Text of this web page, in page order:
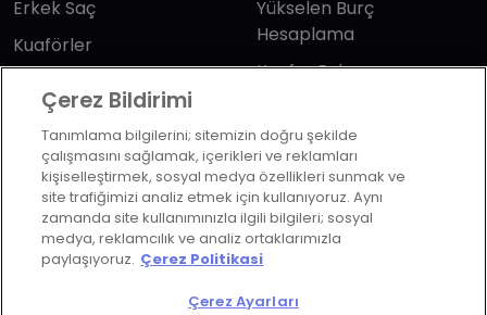
Erkek Saç
Kuaförler
Yükselen Burç
Hesaplama
Kuafor Bulma
Bizi takip edin
Çerez Bildirimi
Tanımlama bilgilerini; sitemizin doğru şekilde
çalışmasını sağlamak, içerikleri ve reklamları
kişiselleştirmek, sosyal medya özellikleri sunmak ve
site trafiğimizi analiz etmek için kullanıyoruz. Aynı
zamanda site kullanımınızla ilgili bilgileri; sosyal
medya, reklamcılık ve analiz ortaklarımızla
paylaşıyoruz. Çerez Politikasi
Çerez Ayarları